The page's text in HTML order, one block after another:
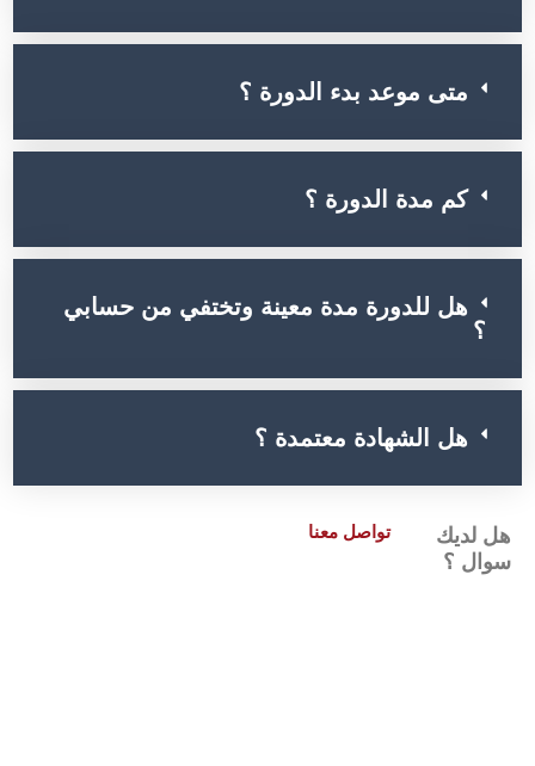
متى موعد بدء الدورة ؟
كم مدة الدورة ؟
هل للدورة مدة معينة وتختفي من حسابي
هل الشهادة معتمدة ؟
هل لديك
سوال ؟
تواصل معنا